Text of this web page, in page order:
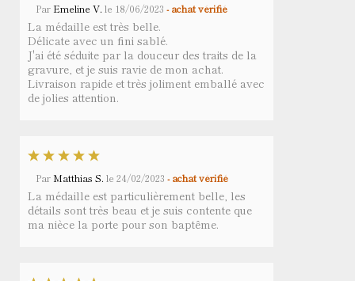
Par Emeline V. le 18/06/2023 - achat vérifié
La médaille est très belle.
Délicate avec un fini sablé.
J'ai été séduite par la douceur des traits de la
gravure, et je suis ravie de mon achat.
Livraison rapide et très joliment emballé avec
de jolies attention.
Par Matthias S. le 24/02/2023 - achat vérifié
La médaille est particulièrement belle, les
détails sont très beau et je suis contente que
ma nièce la porte pour son baptême.